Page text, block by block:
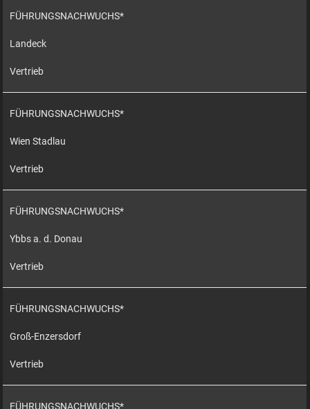
FÜHRUNGSNACHWUCHS*
Landeck
Vertrieb
FÜHRUNGSNACHWUCHS*
Wien Stadlau
Vertrieb
FÜHRUNGSNACHWUCHS*
Ybbs a. d. Donau
Vertrieb
FÜHRUNGSNACHWUCHS*
Groß-Enzersdorf
Vertrieb
FÜHRUNGSNACHWUCHS*